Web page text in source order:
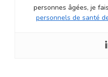
personnes âgées, je
personnels de santé